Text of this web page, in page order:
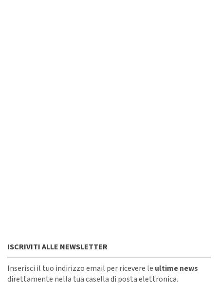
ISCRIVITI ALLE NEWSLETTER
Inserisci il tuo indirizzo email per ricevere le ultime news
direttamente nella tua casella di posta elettronica.